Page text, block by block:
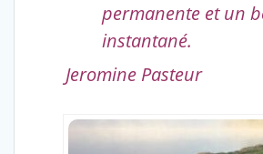
permanente et un
instantané.
Jeromine Pasteur